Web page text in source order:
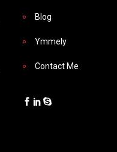
Blog
Ymmely
Contact Me